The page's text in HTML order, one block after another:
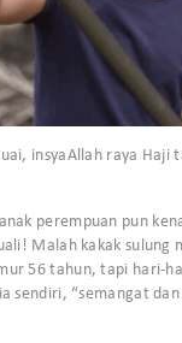
insyaAllah raya Haji
perempuan pun
Malah kakak sulung
56 tahun, tapi hari-
sendiri, “semangat